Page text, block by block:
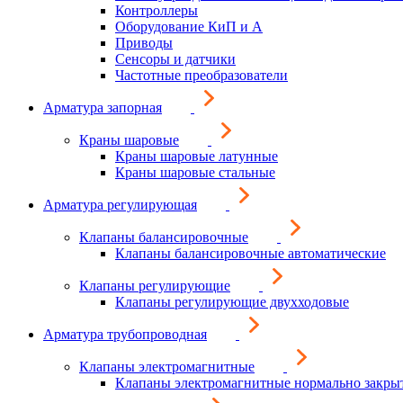
Контроллеры
Оборудование КиП и А
Приводы
Сенсоры и датчики
Частотные преобразователи
Арматура запорная
Краны шаровые
Краны шаровые латунные
Краны шаровые стальные
Арматура регулирующая
Клапаны балансировочные
Клапаны балансировочные автоматические
Клапаны регулирующие
Клапаны регулирующие двухходовые
Арматура трубопроводная
Клапаны электромагнитные
Клапаны электромагнитные нормально